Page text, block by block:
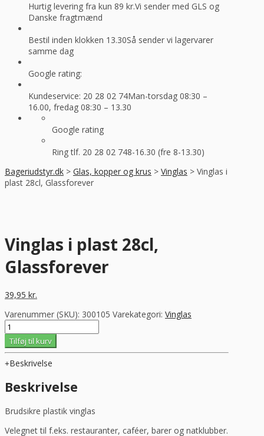
Hurtig levering fra kun 89 kr.Vi sender med GLS og
Danske fragtmænd
Bestil inden klokken 13.30Så sender vi lagervarer
samme dag
Google rating:
Kundeservice: 20 28 02 74Man-torsdag 08:30 –
16.00, fredag 08:30 – 13.30
Google rating
Ring tlf. 20 28 02 748-16.30 (fre 8-13.30)
Bageriudstyr.dk > Glas, kopper og krus > Vinglas > Vinglas i
plast 28cl, Glassforever
Vinglas i plast 28cl,
Glassforever
39,95 kr.
Varenummer (SKU): 300105 Varekategori: Vinglas
Vinglas
i
plast
28cl,
Glassforever
antal
Tilføj til kurv
Beskrivelse
Beskrivelse
Brudsikre plastik vinglas
Velegnet til f.eks. restauranter, caféer, barer og natklubber.